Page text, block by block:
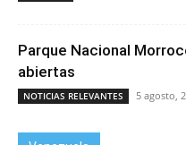
Parque Nacional
abiertas
NOTICIAS RELEVANTES 5 agosto,